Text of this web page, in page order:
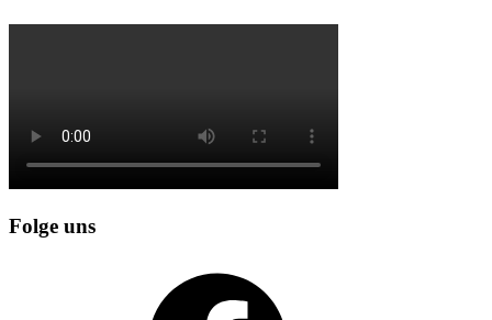
Folge uns